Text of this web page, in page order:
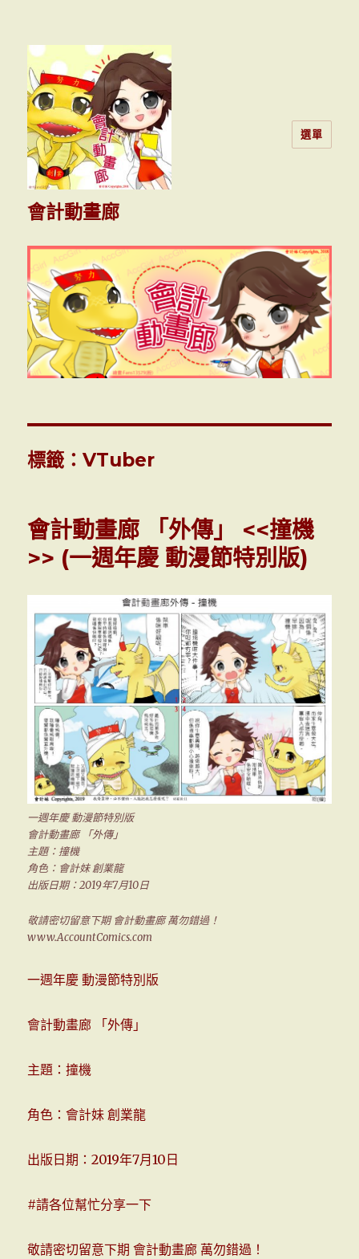
會計動畫廊
選單
標籤：VTuber
會計動畫廊 「外傳」 <<撞機
>> (一週年慶 動漫節特別版)
一週年慶 動漫節特別版
會計動畫廊 「外傳」
主題：撞機
角色：會計妹 創業龍
出版日期：2019年7月10日
敬請密切留意下期 會計動畫廊 萬勿錯過！
www.AccountComics.com
一週年慶 動漫節特別版
會計動畫廊 「外傳」
主題：撞機
角色：會計妹 創業龍
出版日期：2019年7月10日
#請各位幫忙分享一下
敬請密切留意下期 會計動畫廊 萬勿錯過！